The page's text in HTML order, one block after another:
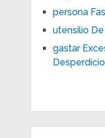
persona
utensilio
gastar
Desperdicio